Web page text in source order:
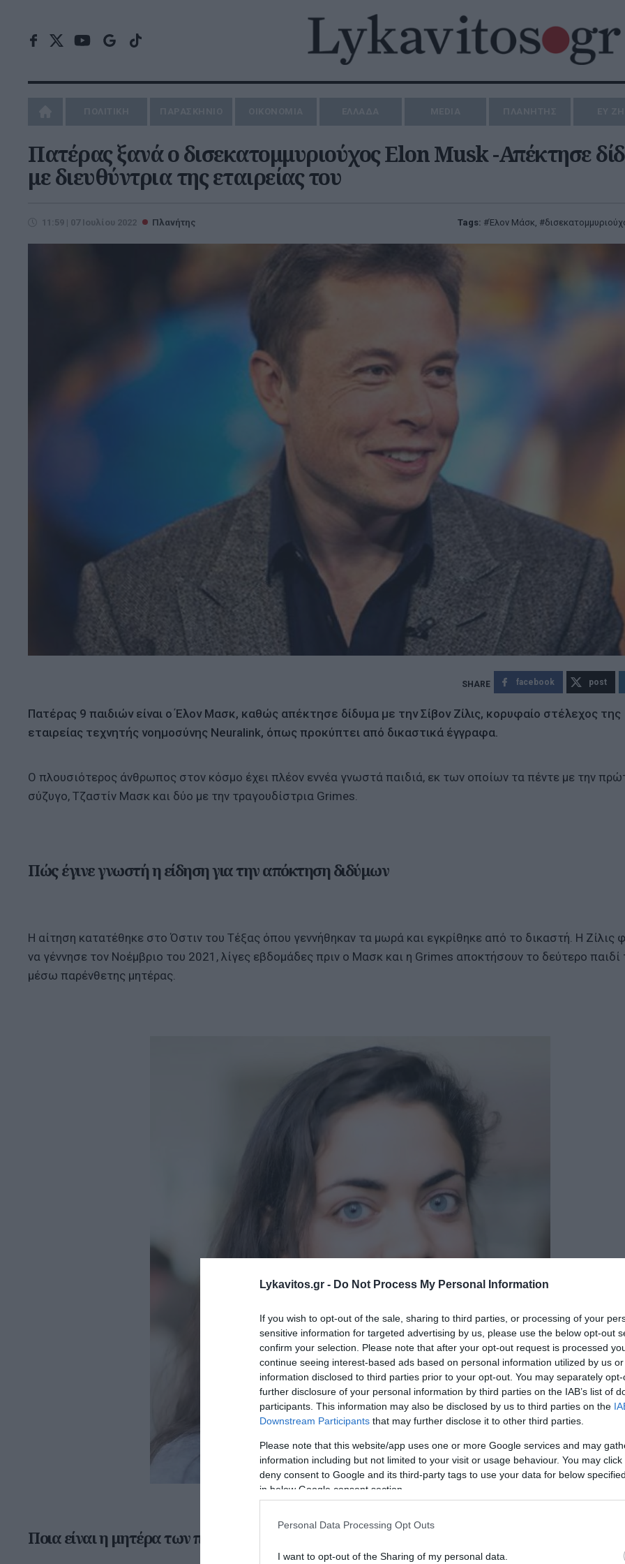
Lykavitos.gr - Do Not Process My Personal Information
If you wish to opt-out of the sale, sharing to third parties, or processing of your
sensitive information for targeted advertising by us, please use the below opt-out
confirm your selection. Please note that after your opt-out request is processed
continue seeing interest-based ads based on personal information utilized by us
information disclosed to third parties prior to your opt-out. You may separately
further disclosure of your personal information by third parties on the IAB’s list of
participants. This information may also be disclosed by us to third parties on the
Downstream Participants that may further disclose it to other third parties.
Please note that this website/app uses one or more Google services and may
information including but not limited to your visit or usage behaviour. You may
deny consent to Google and its third-party tags to use your data for below
in below Google consent section.
Personal Data Processing Opt Outs
I want to opt-out of the Sharing of my personal data.
Πατέρας ξανά ο δισεκατομμυριούχος Elon Musk -Απέκτησε
με διευθύντρια της εταιρείας του
11:59 | 07 Ιουλίου 2022 Πλανήτης Tags: Έλον Μάσκ,
facebook post
Πατέρας 9 παιδιών είναι ο Έλον Μασκ, καθώς απέκτησε δίδυμα με την Σίβον Ζίλις, κορυφαίο στέλεχος της
εταιρείας τεχνητής νοημοσύνης Neuralink, όπως προκύπτει από δικαστικά έγγραφα.
Ο πλουσιότερος άνθρωπος στον κόσμο έχει πλέον εννέα γνωστά παιδιά, εκ των οποίων τα πέντε με την
σύζυγο, Τζαστίν Μασκ και δύο με την τραγουδίστρια Grimes.
Πώς έγινε γνωστή η είδηση για την απόκτηση διδύμων
Η αίτηση κατατέθηκε στο Όστιν του Τέξας όπου γεννήθηκαν τα μωρά και εγκρίθηκε από το δικαστή. Η Ζίλις
να γέννησε τον Νοέμβριο του 2021, λίγες εβδομάδες πριν ο Μασκ και η Grimes αποκτήσουν το δεύτερο παιδί
μέσω παρένθετης μητέρας.
Ποια είναι η μητέρα των παιδιών του Έλον Μασκ